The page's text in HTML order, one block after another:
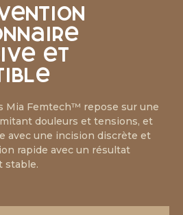
et
Mia Femtech™ repose sur une
douleurs et tensions, et
avec une incision discrète et
rapide avec un résultat
stable.